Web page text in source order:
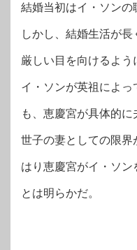
結婚当初はイ・ソンの
しかし、結婚生活が
厳しい目を向けるよう
イ・ソンが英祖によっ
も、恵慶宮が具体的に
世子の妻としての限
はり恵慶宮がイ・ソン
とは明らかだ。